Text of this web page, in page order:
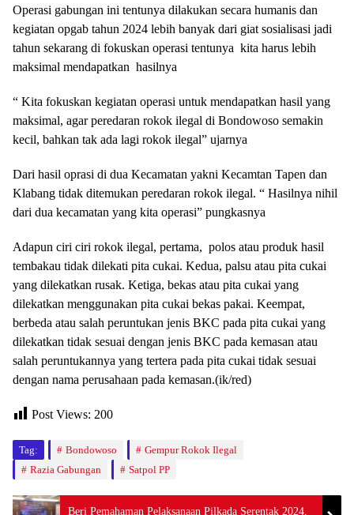
Operasi gabungan ini tentunya dilakukan secara humanis dan
kegiatan opgab tahun 2024 lebih banyak dari giat sosialisasi jadi
tahun sekarang di fokuskan operasi tentunya kita harus lebih
maksimal mendapatkan hasilnya
“ Kita fokuskan kegiatan operasi untuk mendapatkan hasil yang
maksimal, agar peredaran rokok ilegal di Bondowoso semakin
kecil, bahkan tak ada lagi rokok ilegal” ujarnya
Dari hasil oprasi di dua Kecamatan yakni Kecamtan Tapen dan
Klabang tidak ditemukan peredaran rokok ilegal. “ Hasilnya nihil
dari dua kecamatan yang kita operasi” pungkasnya
Adapun ciri ciri rokok ilegal, pertama, polos atau produk hasil
tembakau tidak dilekati pita cukai. Kedua, palsu atau pita cukai
yang dilekatkan rusak. Ketiga, bekas atau pita cukai yang
dilekatkan menggunakan pita cukai bekas pakai. Keempat,
berbeda atau salah peruntukan jenis BKC pada pita cukai yang
dilekatkan tidak sesuai dengan jenis BKC pada kemasan atau
salah peruntukannya yang tertera pada pita cukai tidak sesuai
dengan nama perusahaan pada kemasan.(ik/red)
Post Views: 200
Tag: Bondowoso
Gempur Rokok Ilegal
Razia Gabungan
Satpol PP
Beri Pemahaman Pelaksanaan Pilkada Serentak 2024,